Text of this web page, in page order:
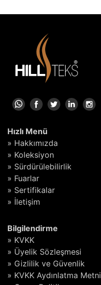
Hızlı Menü
» Hakkımızda
» Koleksiyon
» Sürdürülebilirlik
» Fuarlar
» Sertifikalar
» İletişim
Bilgilendirme
» KVKK
» Üyelik Sözleşmesi
» Gizlilik ve Güvenlik
» KVKK Aydınlatma Metni